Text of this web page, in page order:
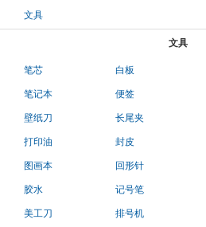
文具
文具
笔芯 白板
笔记本 便签
壁纸刀 长尾夹
打印油 封皮
图画本 回形针
胶水 记号笔
美工刀 排号机